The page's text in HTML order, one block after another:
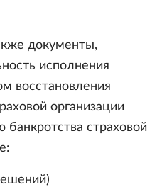
документы,
исполнения
восстановления
организации
страховой